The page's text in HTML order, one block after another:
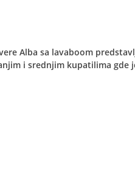
Alba sa lavaboom
i srednjim kupatilima gde